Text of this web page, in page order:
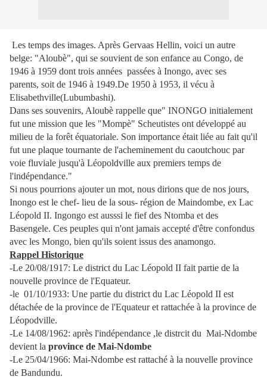
Les temps des images. Après Gervaas Hellin, voici un autre
belge: "Aloubè", qui se souvient de son enfance au Congo, de
1946 à 1959 dont trois années passées à Inongo, avec ses
parents, soit de 1946 à 1949.De 1950 à 1953, il vécu à
Elisabethville(Lubumbashi).
Dans ses souvenirs, Aloubè rappelle que" INONGO initialement
fut une mission que les "Mompè" Scheutistes ont développé au
milieu de la forêt équatoriale. Son importance était liée au fait qu'il
fut une plaque tournante de l'acheminement du caoutchouc par
voie fluviale jusqu'à Léopoldville aux premiers temps de
l'indépendance."
Si nous pourrions ajouter un mot, nous dirions que de nos jours,
Inongo est le chef- lieu de la sous- région de Maindombe, ex Lac
Léopold II. Ingongo est ausssi le fief des Ntomba et des
Basengele. Ces peuples qui n'ont jamais accepté d'être confondus
avec les Mongo, bien qu'ils soient issus des anamongo.
Rappel Historique
-Le 20/08/1917: Le district du Lac Léopold II fait partie de la
nouvelle province de l'Equateur.
-le 01/10/1933: Une partie du district du Lac Léopold II est
détachée de la province de l'Equateur et rattachée à la province de
Léopodville.
-Le 14/08/1962: après l'indépendance ,le distrcit du Mai-Ndombe
devient la province de Mai-Ndombe
-Le 25/04/1966: Mai-Ndombe est rattaché à la nouvelle province
de Bandundu.